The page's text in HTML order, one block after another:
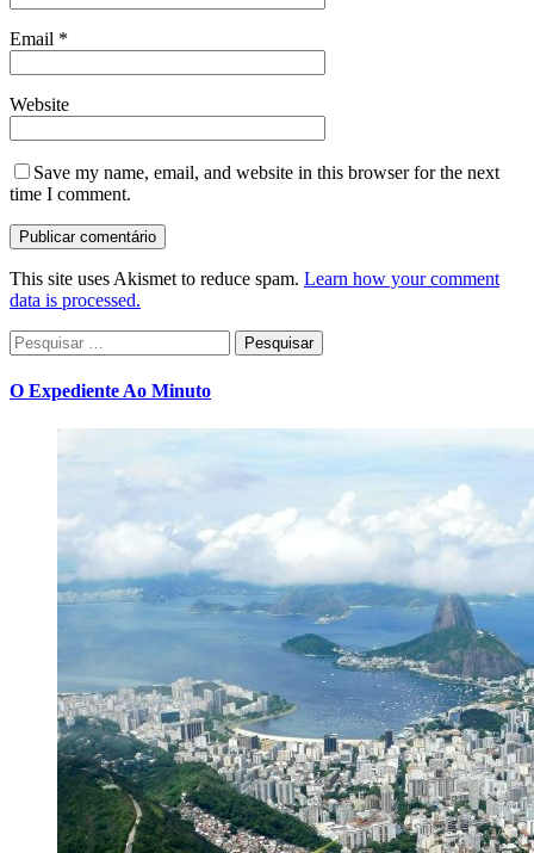
Email *
Website
Save my name, email, and website in this browser for the next
time I comment.
This site uses Akismet to reduce spam. Learn how your comment
data is processed.
Pesquisar
por:
O Expediente Ao Minuto